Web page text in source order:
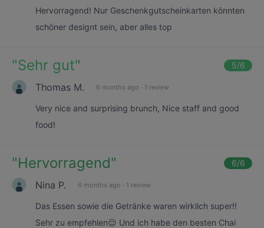
Hervorragend! Nur Geschenkgutscheinkarten könnten
schöner designt sein, aber alles top
"Sehr gut" 5/6
Thomas M. 6 months ago · 1 review
Very nice and surprising brunch, Nice staff and good
food!
"Hervorragend" 6/6
Nina P. 6 months ago · 1 review
Das Essen sowie die Getränke waren wirklich super!!
Sehr zu empfehlen😌 Und ich habe den besten Chai